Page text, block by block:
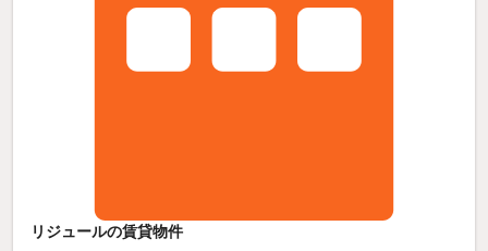
リジュールの賃貸物件